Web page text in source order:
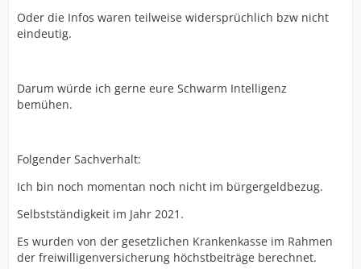
Oder die Infos waren teilweise widersprüchlich bzw nicht
eindeutig.
Darum würde ich gerne eure Schwarm Intelligenz
bemühen.
Folgender Sachverhalt:
Ich bin noch momentan noch nicht im bürgergeldbezug.
Selbstständigkeit im Jahr 2021.
Es wurden von der gesetzlichen Krankenkasse im Rahmen
der freiwilligenversicherung höchstbeiträge berechnet.